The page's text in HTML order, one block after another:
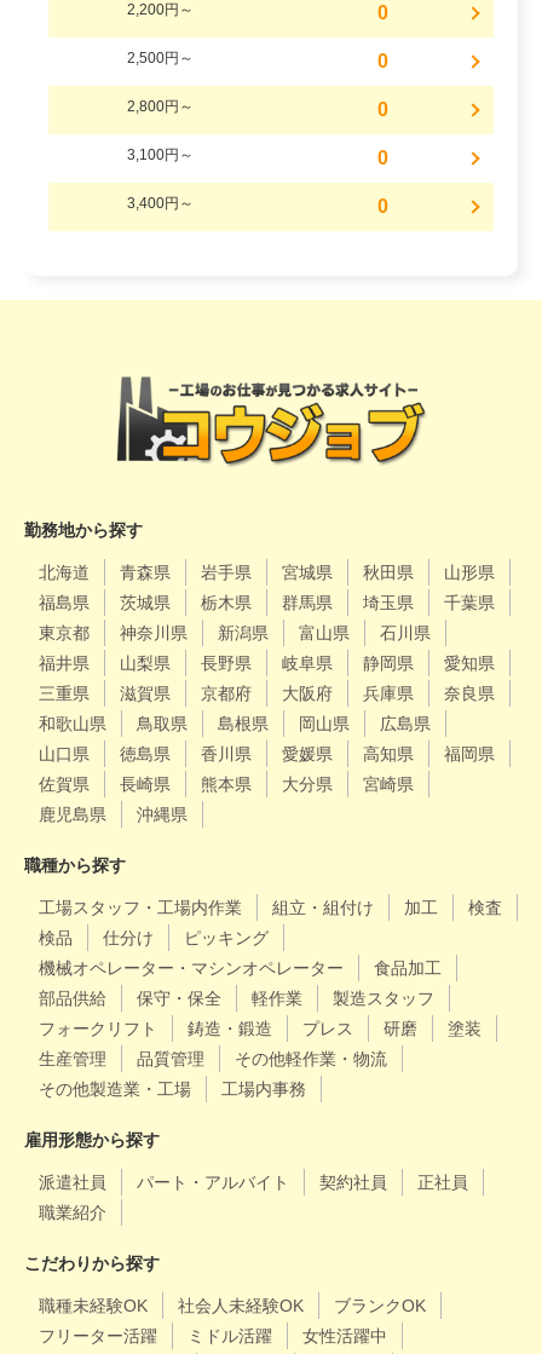
2,200円～ 0
2,500円～ 0
2,800円～ 0
3,100円～ 0
3,400円～ 0
勤務地から探す
北海道 青森県 岩手県 宮城県 秋田県
山形県
福島県
茨城県 栃木県 群馬県 埼玉県
千葉県
東京都
神奈川県 新潟県 富山県
石川県
福井県
山梨県 長野県 岐阜県 静岡県
愛知県
三重県
滋賀県 京都府 大阪府 兵庫県
奈良県
和歌山県
鳥取県 島根県 岡山県
広島県
山口県
徳島県 香川県 愛媛県 高知県
福岡県
佐賀県
長崎県 熊本県 大分県
宮崎県
鹿児島県
沖縄県
職種から探す
工場スタッフ・工場内作業 組立・組付け 加工
検査
検品
仕分け
ピッキング
機械オペレーター・マシンオペレーター
食品加工
部品供給
保守・保全 軽作業
製造スタッフ
フォークリフト
鋳造・鍛造 プレス 研磨
塗装
生産管理
品質管理
その他軽作業・物流
その他製造業・工場
工場内事務
雇用形態から探す
派遣社員 パート・アルバイト 契約社員
正社員
職業紹介
こだわりから探す
職種未経験OK 社会人未経験OK
ブランクOK
フリーター活躍
ミドル活躍
女性活躍中